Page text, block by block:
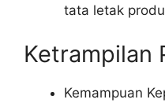
tata letak
Ketrampilan
Kemampuan